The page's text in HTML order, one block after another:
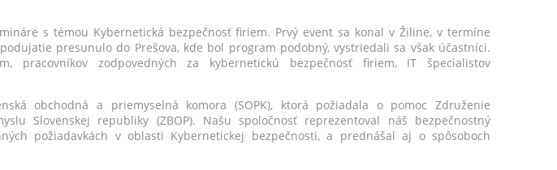
s témou Kybernetická bezpečnosť firiem. Prvý event sa konal v Žiline, v termíne
presunulo do Prešova, kde bol program podobný, vystriedali sa však účastníci.
pracovníkov zodpovedných za kybernetickú bezpečnosť firiem, IT špecialistov
obchodná a priemyselná komora (SOPK), ktorá požiadala o pomoc Združenie
Slovenskej republiky (ZBOP). Našu spoločnosť reprezentoval náš bezpečnostný
požiadavkách v oblasti Kybernetickej bezpečnosti, a prednášal aj o spôsoboch